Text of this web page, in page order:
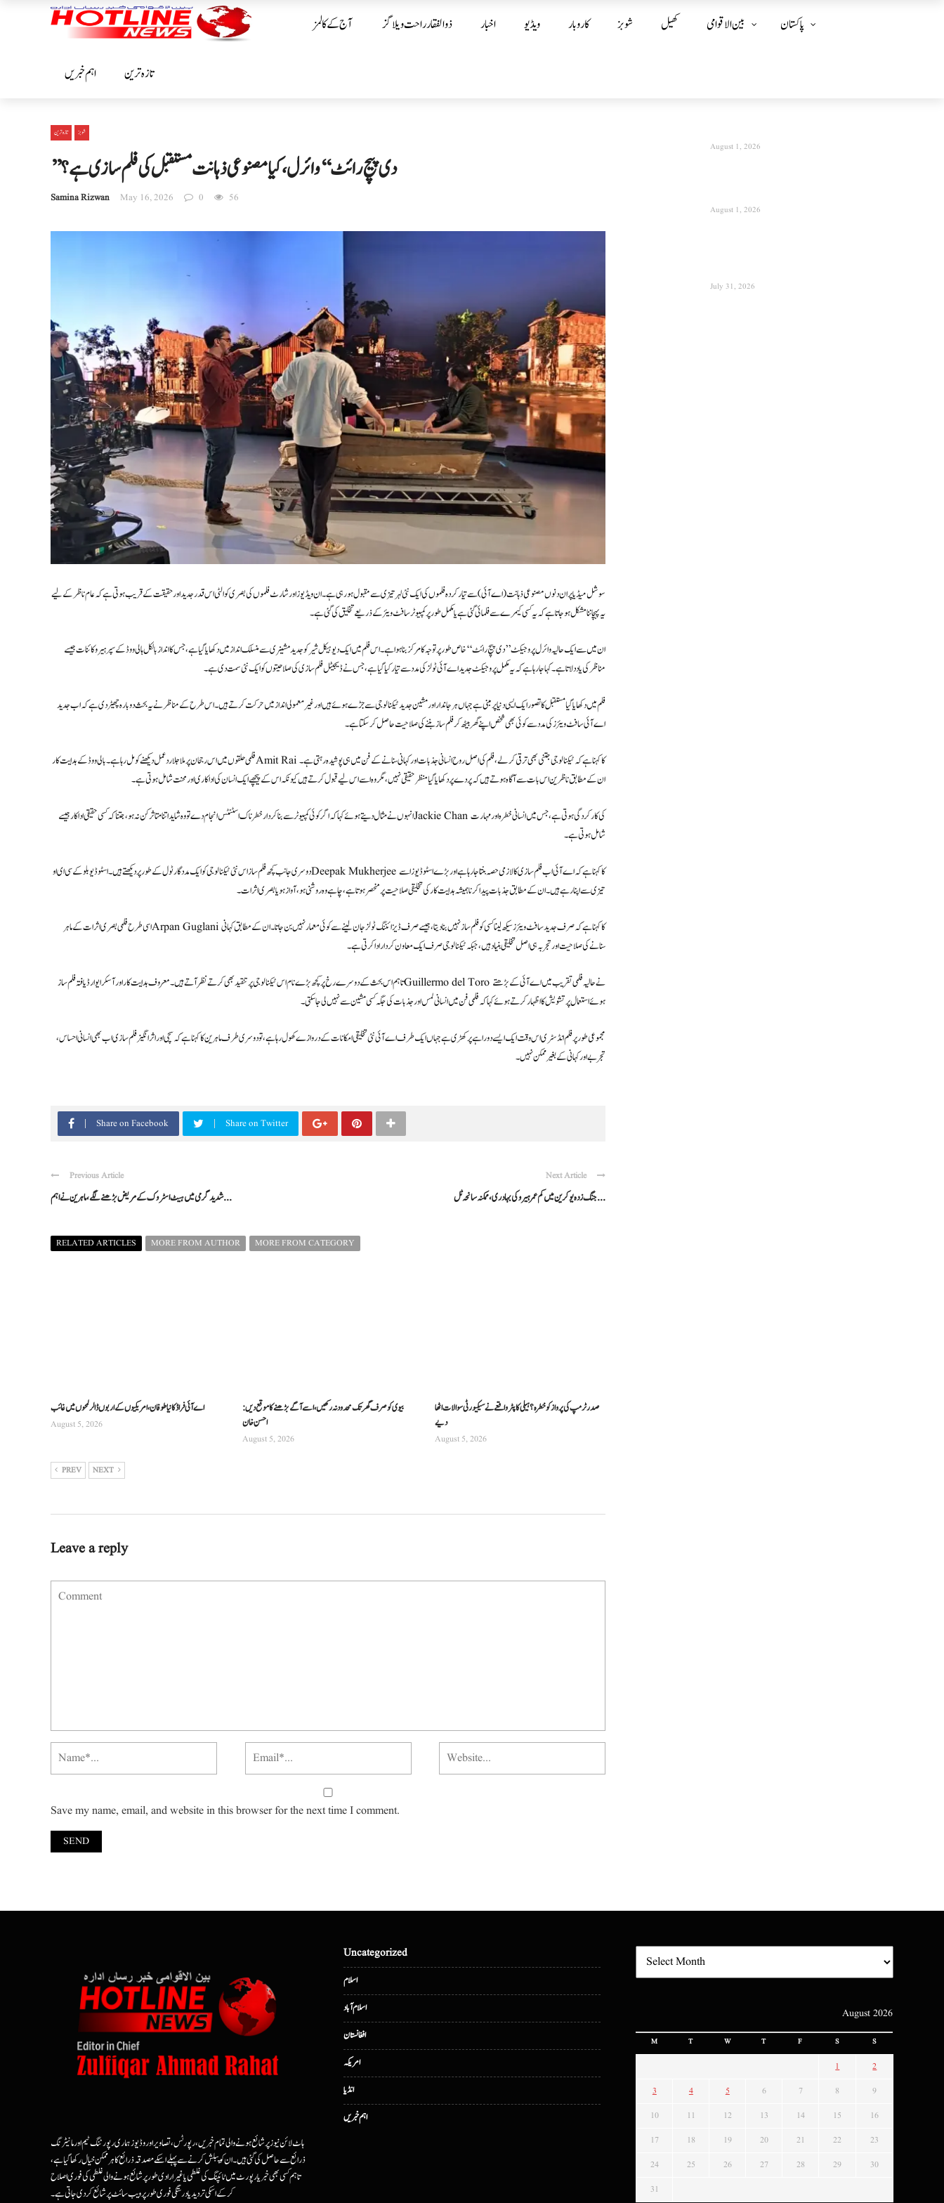
آج کے کالمز ذوالفقار راحت ویلاگز اخبار ویڈیو کاروبار شوبز کھیل بین الا قوامی پاکستان
اہم خبریں تازہ ترین
تازہ ترین شوبز
’’دی پیچ رائٹ‘‘ وائرل، کیا مصنوعی ذہانت مستقبل کی فلم سازی ہے؟
Samina Rizwan May 16, 2026 0 56
سوشل میڈیا پر ان دنوں مصنوعی ذہانت (اے آئی) سے تیار کردہ فلموں کی ایک نئی لہر تیزی سے مقبول ہو رہی ہے۔ ان ویڈیوز اور شارٹ فلموں کی بصری کوالٹی اس قدر جدید اور حقیقت کے قریب ہوتی ہے کہ عام ناظر کے لیے
یہ پہچاننا مشکل ہو جاتا ہے کہ یہ کسی کیمرے سے فلمائی گئی ہے یا مکمل طور پر کمپیوٹر سافٹ ویئر کے ذریعے تخلیق کی گئی ہے۔
ان میں سے ایک حالیہ وائرل پروجیکٹ ’’دی پیچ رائٹ‘‘ خاص طور پر توجہ کا مرکز بنا ہوا ہے۔ اس فلم میں ایک دیوہیکل شیر کو جدید مشینری سے منسلک انداز میں دکھایا گیا ہے، جس کا انداز بالکل ہالی ووڈ کے سپر ہیرو کائنات جیسے
مناظر کی یاد دلاتا ہے۔ کہا جا رہا ہے کہ یہ مکمل پروجیکٹ جدید اے آئی ٹولز کی مدد سے تیار کیا گیا ہے، جس نے ڈیجیٹل فلم سازی کی صلاحیتوں کو ایک نئی سمت دی ہے۔
فلم میں دکھایا گیا مستقبل کا تصور ایک ایسی دنیا پر مبنی ہے جہاں ہر جاندار اور مشین جدید ٹیکنالوجی سے جڑے ہوئے ہیں اور غیر معمولی انداز میں حرکت کرتے ہیں۔ اس طرح کے مناظر نے یہ بحث دوبارہ چھیڑ دی ہے کہ اب جدید
اے آئی سافٹ ویئرز کی مدد سے کوئی بھی شخص اپنے گھر بیٹھ کر فلم ساز بننے کی صلاحیت حاصل کر سکتا ہے۔
فلمی حلقوں میں اس رجحان پر ملا جلا ردعمل دیکھنے کو مل رہا ہے۔ بالی ووڈ کے ہدایت کار Amit Rai کا کہنا ہے کہ ٹیکنالوجی جتنی بھی ترقی کر لے، فلم کی اصل روح انسانی جذبات اور کہانی سنانے کے فن میں ہی پوشیدہ رہتی ہے۔
ان کے مطابق ناظرین اس بات سے آگاہ ہوتے ہیں کہ پردے پر دکھایا گیا منظر حقیقی نہیں، مگر وہ اسے اس لیے قبول کرتے ہیں کیونکہ اس کے پیچھے ایک انسان کی اداکاری اور محنت شامل ہوتی ہے۔
انہوں نے مثال دیتے ہوئے کہا کہ اگر کوئی کمپیوٹر سے بنا کردار خطرناک اسٹنٹس انجام دے تو وہ شاید اتنا متاثر کن نہ ہو، جتنا کہ کسی حقیقی اداکار جیسے Jackie Chan کی کارکردگی ہوتی ہے، جس میں انسانی خطرہ اور مہارت
شامل ہوتی ہے۔
دوسری جانب کچھ فلم ساز اس نئی ٹیکنالوجی کو ایک مددگار ٹول کے طور پر دیکھتے ہیں۔ اسٹوڈیو بلو کے سی ای او Deepak Mukherjee کا کہنا ہے کہ اے آئی اب فلم سازی کا لازمی حصہ بنتا جا رہا ہے اور بڑے اسٹوڈیوز اسے
تیزی سے اپنا رہے ہیں۔ ان کے مطابق جذبات پیدا کرنا ہمیشہ ہدایت کار کی تخلیقی صلاحیت پر منحصر ہوتا ہے، چاہے وہ روشنی ہو، آواز ہو یا بصری اثرات۔
اسی طرح فلمی بصری اثرات کے ماہر Arpan Guglani کا کہنا ہے کہ صرف جدید سافٹ ویئرز سیکھ لینا کسی کو فلم ساز نہیں بنا دیتا، جیسے صرف ڈیزائننگ ٹولز جان لینے سے کوئی معمار نہیں بن جاتا۔ ان کے مطابق کہانی
سنانے کی صلاحیت اور تجربہ ہی اصل تخلیقی بنیاد ہیں، جبکہ ٹیکنالوجی صرف ایک معاون کردار ادا کرتی ہے۔
تاہم اس بحث کے دوسرے رخ پر کچھ بڑے نام اس ٹیکنالوجی پر تنقید بھی کرتے نظر آتے ہیں۔ معروف ہدایت کار اور آسکر ایوارڈ یافتہ فلم ساز Guillermo del Toro نے حالیہ فلمی تقریب میں اے آئی کے بڑھتے
ہوئے استعمال پر تشویش کا اظہار کرتے ہوئے کہا کہ فلمی فن میں انسانی لمس اور جذبات کی جگہ کسی مشین سے نہیں لی جا سکتی۔
مجموعی طور پر فلم انڈسٹری اس وقت ایک ایسے دوراہے پر کھڑی ہے جہاں ایک طرف اے آئی نئی تخلیقی امکانات کے دروازے کھول رہا ہے، تو دوسری طرف ماہرین کا کہنا ہے کہ سچی اور اثر انگیز فلم سازی اب بھی انسانی احساس،
تجربے اور کہانی کے بغیر ممکن نہیں۔
Share on Facebook Share on Twitter
Previous Article
شدید گرمی میں ہیٹ اسٹروک کے مریض بڑھنے لگے، ماہرین نے اہم ...
Next Article
جنگ زدہ یوکرین میں کم عمر ہیرو کی بہادری، ممکنہ سانحہ ٹل ...
RELATED ARTICLES MORE FROM AUTHOR MORE FROM CATEGORY
اے آئی فراڈ کا نیا طوفان، امریکیوں کے اربوں ڈالر لمحوں میں غائب
August 5, 2026
بیوی کو صرف گھر تک محدود نہ رکھیں، اسے آگے بڑھنے کا موقع دیں:
احسن خان
August 5, 2026
صدر ٹرمپ کی پرواز کو خطرہ؟ ہیلی کاپٹر واقعے نے سیکیورٹی سوالات اٹھا
دیے
August 5, 2026
PREV NEXT
Leave a reply
Save my name, email, and website in this browser for the next time I comment.
August 1, 2026
August 1, 2026
July 31, 2026
ہاٹ لائن نیوز پر شائع ہونے والی تمام خبریں، رپورٹس، تصاویر اور وڈیوز ہماری رپورٹنگ ٹیم اور مانیٹرنگ
ذرائع سے حاصل کی گئی ہیں۔ ان کو پبلش کرنے سے پہلے اسکے مصدقہ ذرائع کا ہرممکن خیال رکھا گیا ہے،
تاہم کسی بھی خبر یا رپورٹ میں ٹائپنگ کی غلطی یا غیرارادی طور پر شائع ہونے والی غلطی کی فوری اصلاح
کرکے اسکی تردید یا درستگی فوری طور پر ویب سائٹ پر شائع کردی جاتی ہے۔
Uncategorized
اسلام
اسلام آباد
افغانستان
امریکہ
انڈیا
اہم خبریں
August 2026
M T W T F S S
1 2
3 4 5 6 7 8 9
10 11 12 13 14 15 16
17 18 19 20 21 22 23
24 25 26 27 28 29 30
31